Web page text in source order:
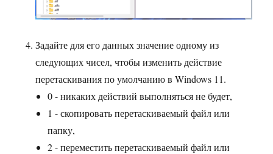
Задайте для его данных значение одному из
следующих чисел, чтобы изменить действие
перетаскивания по умолчанию в Windows 11.
0 - никаких действий выполняться не будет,
1 - скопировать перетаскиваемый файл или
папку,
2 - переместить перетаскиваемый файл или